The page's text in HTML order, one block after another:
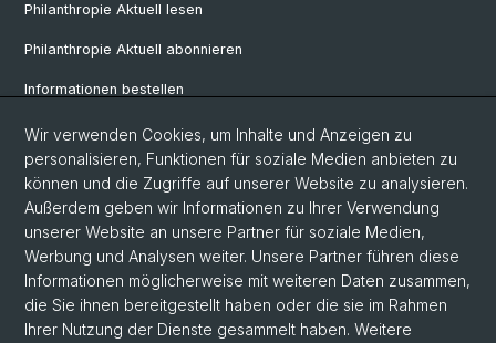
Philanthropie Aktuell lesen
Philanthropie Aktuell abonnieren
Informationen bestellen
Weiterbildungskalender
Anmelden für Weiterbildung
Social Media
LinkedIn
Wir verwenden Cookies, um Inhalte und Anzeigen zu
personalisieren, Funktionen für soziale Medien anbieten zu
können und die Zugriffe auf unserer Website zu analysieren.
Außerdem geben wir Informationen zu Ihrer Verwendung
unserer Website an unsere Partner für soziale Medien,
Werbung und Analysen weiter. Unsere Partner führen diese
Informationen möglicherweise mit weiteren Daten zusammen,
die Sie ihnen bereitgestellt haben oder die sie im Rahmen
Ihrer Nutzung der Dienste gesammelt haben. Weitere